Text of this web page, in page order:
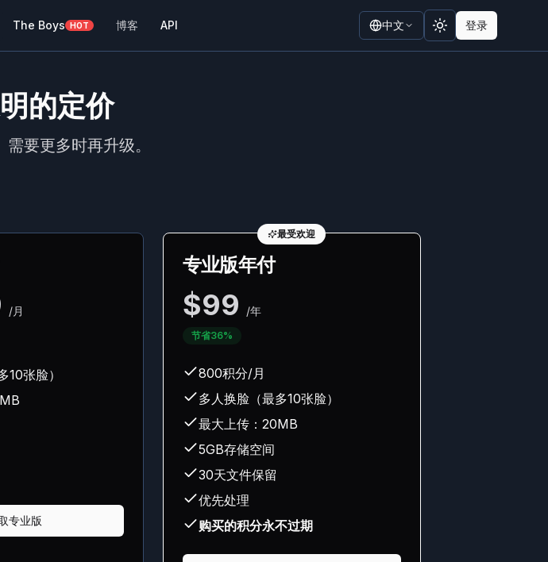
The Boys HOT 博客 API 中文 Toggle theme
登录
的定价
要更多时再升级。
/月
10张脸）
专业版
最受欢迎
专业版年付
$99 /年
节省36%
800积分/月
多人换脸（最多10张脸）
最大上传：20MB
5GB存储空间
30天文件保留
优先处理
购买的积分永不过期